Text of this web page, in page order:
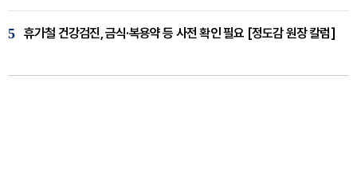
5 휴가철 건강검진, 금식·복용약 등 사전 확인 필요 [정도감 원장 칼럼]